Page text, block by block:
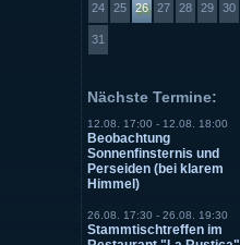
24 25 26 27 28 29 30
31
Nächste Termine:
12.08. 17:00 - 12.08. 18:00
Beobachtung
Sonnenfinsternis und
Perseiden (bei klarem
Himmel)
26.08. 17:30 - 26.08. 19:30
Stammtischtreffen im